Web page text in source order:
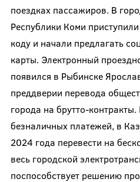
поездках пассажиров. В
Республики Коми
коду и начали предлагать
карты. Электронный
появился в Рыбинске
преддверии перевода
города на брутто-
безналичных платежей, в
2024 года перевести на
весь городской
поспособствует решению